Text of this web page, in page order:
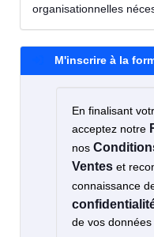
organisationnelles
M'inscrire à la
En finalisant
acceptez notre
nos
Ventes et
connaissance
de vos données